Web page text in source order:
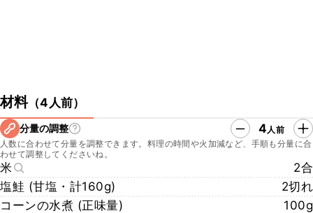
材料（4人前）
分量の調整 4人前
人数に合わせて分量を調整できます。料理の時間や火加減など、手順も分量に合
わせて調整してくださいね。
米
2合
塩鮭 (甘塩・計160g)
2切れ
コーンの水煮 (正味量)
100g